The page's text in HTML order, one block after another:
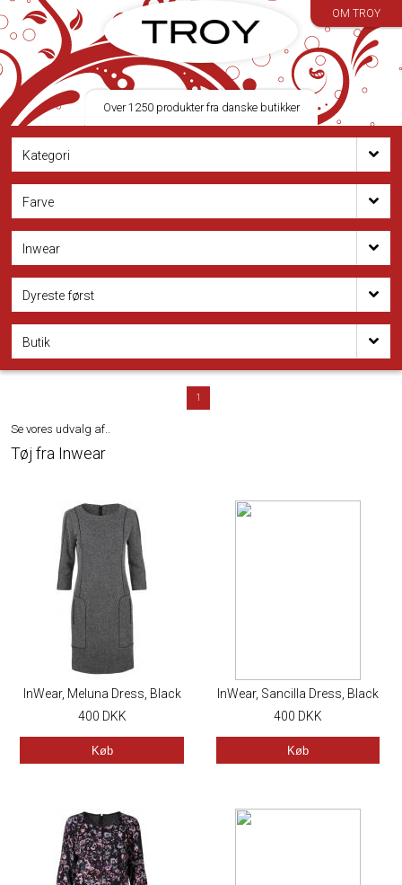
OM TROY
Over 1250 produkter fra danske butikker
Kategori
Farve
Inwear
Dyreste først
Butik
1
Se vores udvalg af..
Tøj fra Inwear
InWear, Meluna Dress, Black
And White
400 DKK
Køb
InWear, Sancilla Dress, Black
400 DKK
Køb